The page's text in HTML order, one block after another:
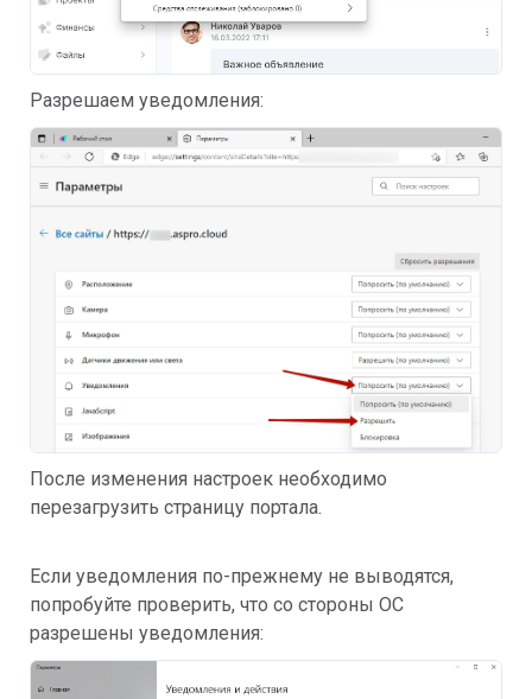
Разрешаем уведомления:
После изменения настроек необходимо
перезагрузить страницу портала.
Если уведомления по-прежнему не выводятся,
попробуйте проверить, что со стороны ОС
разрешены уведомления: